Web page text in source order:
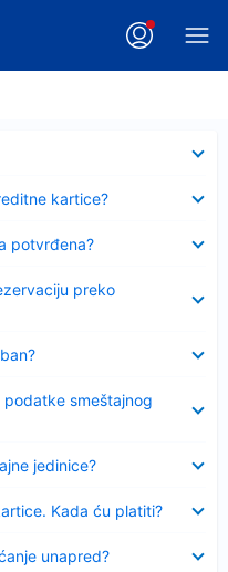
kartice?
potvrđena?
preko
smeštajnog
jedinice?
Kada ću platiti?
unapred?